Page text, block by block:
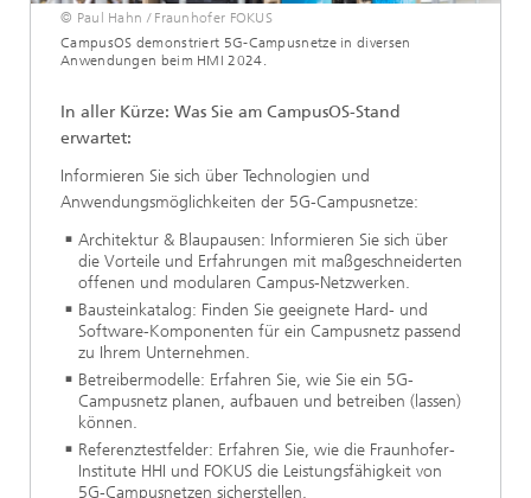
© Paul Hahn / Fraunhofer FOKUS
CampusOS demonstriert 5G-Campusnetze in diversen
Anwendungen beim HMI 2024.
In aller Kürze: Was Sie am CampusOS-Stand
erwartet:
Informieren Sie sich über Technologien und
Anwendungsmöglichkeiten der 5G-Campusnetze:
Architektur & Blaupausen: Informieren Sie sich über
die Vorteile und Erfahrungen mit maßgeschneiderten
offenen und modularen Campus-Netzwerken.
Bausteinkatalog: Finden Sie geeignete Hard- und
Software-Komponenten für ein Campusnetz passend
zu Ihrem Unternehmen.
Betreibermodelle: Erfahren Sie, wie Sie ein 5G-
Campusnetz planen, aufbauen und betreiben (lassen)
können.
Referenztestfelder: Erfahren Sie, wie die Fraunhofer-
Institute HHI und FOKUS die Leistungsfähigkeit von
5G-Campusnetzen sicherstellen.